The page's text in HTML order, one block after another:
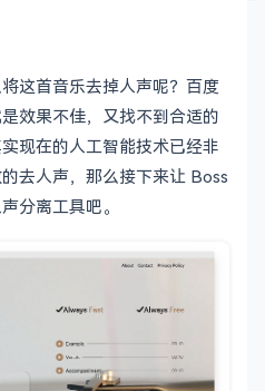
这首音乐去掉人声呢？百度
效果不佳，又找不到合适的
现在的人工智能技术已经非
去人声，那么接下来让 Boss
分离工具吧。